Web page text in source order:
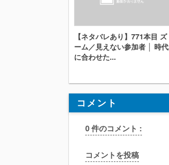
【ネタバレあり】771本目 ズ
ーム／見えない参加者 │ 時代
に合わせた...
コメント
0 件のコメント :
コメントを投稿